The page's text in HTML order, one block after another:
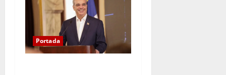
Portada